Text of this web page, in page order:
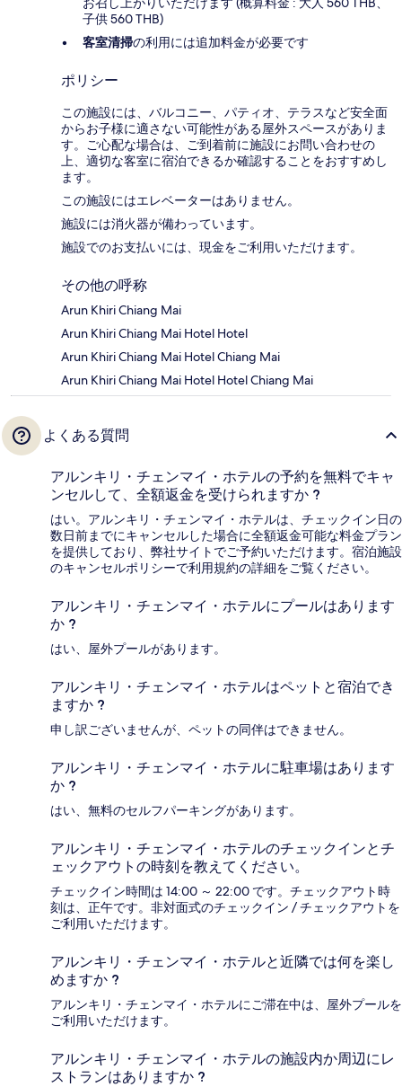
子供 560 THB)
客室清掃の利用には追加料金が必要です
ポリシー
この施設には、バルコニー、パティオ、テラスなど安全面
からお子様に適さない可能性がある屋外スペースがありま
す。ご心配な場合は、ご到着前に施設にお問い合わせの
上、適切な客室に宿泊できるか確認することをおすすめし
ます。
この施設にはエレベーターはありません。
施設には消火器が備わっています。
施設でのお支払いには、現金をご利用いただけます。
その他の呼称
Arun Khiri Chiang Mai
Arun Khiri Chiang Mai Hotel Hotel
Arun Khiri Chiang Mai Hotel Chiang Mai
Arun Khiri Chiang Mai Hotel Hotel Chiang Mai
よくある質問
アルンキリ・チェンマイ・ホテルの予約を無料でキャ
ンセルして、全額返金を受けられますか ?
はい。アルンキリ・チェンマイ・ホテルは、チェックイン日の
数日前までにキャンセルした場合に全額返金可能な料金プラン
を提供しており、弊社サイトでご予約いただけます。宿泊施設
のキャンセルポリシーで利用規約の詳細をご覧ください。
アルンキリ・チェンマイ・ホテルにプールはあります
か ?
はい、屋外プールがあります。
アルンキリ・チェンマイ・ホテルはペットと宿泊でき
ますか ?
申し訳ございませんが、ペットの同伴はできません。
アルンキリ・チェンマイ・ホテルに駐車場はあります
か ?
はい、無料のセルフパーキングがあります。
アルンキリ・チェンマイ・ホテルのチェックインとチ
ェックアウトの時刻を教えてください。
チェックイン時間は 14:00 ～ 22:00 です。チェックアウト時
刻は、正午です。非対面式のチェックイン / チェックアウトを
ご利用いただけます。
アルンキリ・チェンマイ・ホテルと近隣では何を楽し
めますか ?
アルンキリ・チェンマイ・ホテルにご滞在中は、屋外プールを
ご利用いただけます。
アルンキリ・チェンマイ・ホテルの施設内か周辺にレ
ストランはありますか ?